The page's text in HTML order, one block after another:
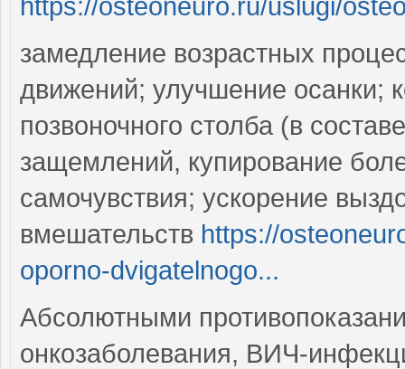
https://osteoneuro.ru/uslugi/
замедление возрастных
движений; улучшение осанки;
позвоночного столба (в
защемлений, купирование
самочувствия; ускорение
вмешательств https://
oporno-dvigatelnogo...
Абсолютными
онкозаболевания, ВИЧ-